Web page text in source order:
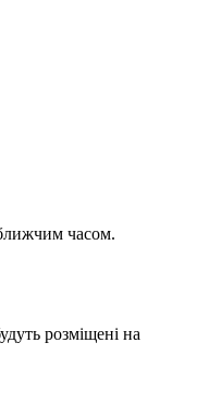
часом.
розміщені на